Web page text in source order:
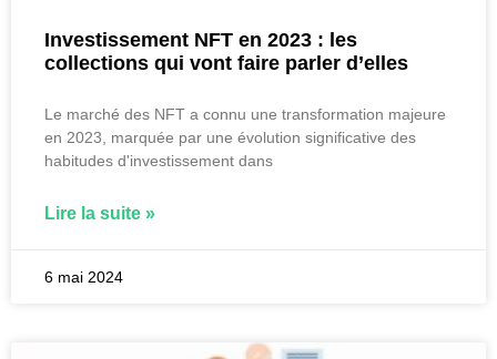
Investissement NFT en 2023 : les
collections qui vont faire parler d’elles
Le marché des NFT a connu une transformation majeure
en 2023, marquée par une évolution significative des
habitudes d'investissement dans
Lire la suite »
6 mai 2024